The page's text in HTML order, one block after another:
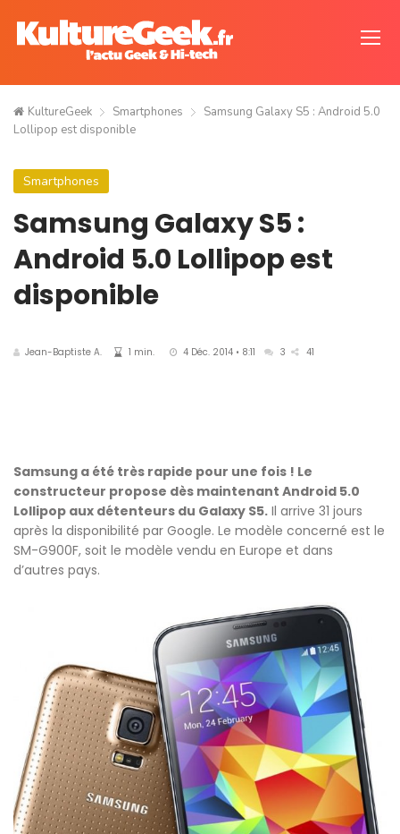
KultureGeek Smartphones
Samsung Galaxy S5 : Android 5.0
Lollipop est disponible
Smartphones
Samsung Galaxy S5 :
Android 5.0 Lollipop est
disponible
Jean-Baptiste A. 1 min. 4 Déc. 2014 • 8:11 3 41
Samsung a été très rapide pour une fois ! Le
constructeur propose dès maintenant Android 5.0
Lollipop aux détenteurs du Galaxy S5. Il arrive 31 jours
après la disponibilité par Google. Le modèle concerné est le
SM-G900F, soit le modèle vendu en Europe et dans
d’autres pays.